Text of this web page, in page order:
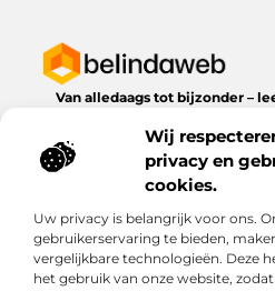
Wij
privacy en
cookies.
Uw privacy is belangrijk voor ons.
gebruikerservaring te bieden,
vergelijkbare technologieën. Deze
het gebruik van onze website,
Van alledaags tot bijzonder –
dagelijks leven te
Bericht categorie
Onze informatie